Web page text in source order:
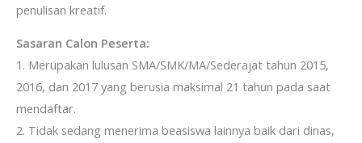
penulisan kreatif.
Sasaran Calon Peserta:
1. Merupakan lulusan SMA/SMK/MA/Sederajat tahun 2015,
2016, dan 2017 yang berusia maksimal 21 tahun pada saat
mendaftar.
2. Tidak sedang menerima beasiswa lainnya baik dari dinas,